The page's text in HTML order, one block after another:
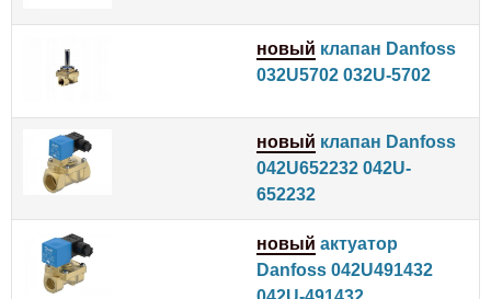
новый клапан Danfoss
032U5702 032U-5702
новый клапан Danfoss
042U652232 042U-
652232
новый актуатор
Danfoss 042U491432